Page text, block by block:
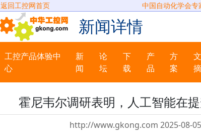
返回工控网首页 中国自动化学会
新闻详情
工控产品体验中
心
新
闻
论
坛
下
载
产
品
方
案
文
摘
霍尼韦尔调研表明，人工智能在
http://www.gkong.com 2025-08-